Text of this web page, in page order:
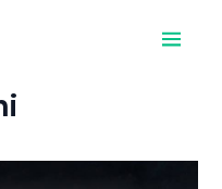
Evenimente